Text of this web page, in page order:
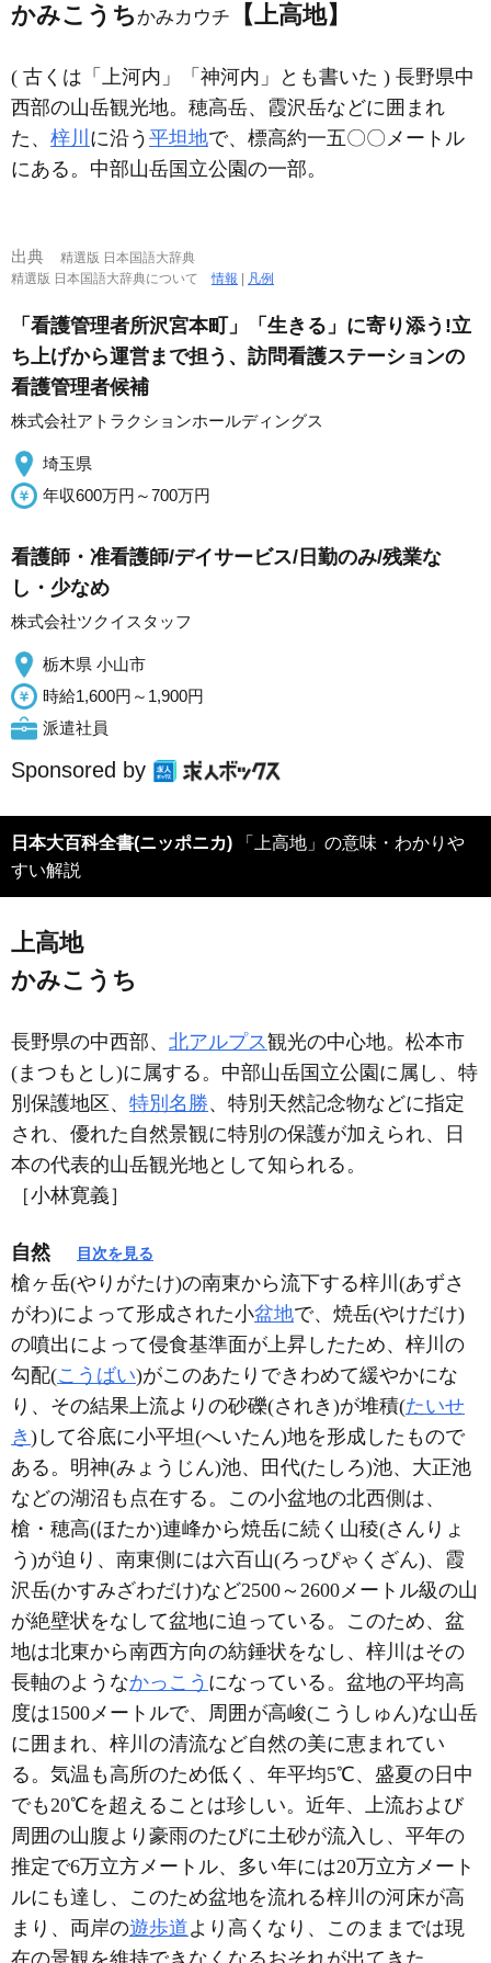
かみこうち かみカウチ 【上高地】
( 古くは「上河内」「神河内」とも書いた ) 長野県中
西部の山岳観光地。穂高岳、霞沢岳などに囲まれ
た、 梓川 に沿う 平坦地で、標高約一五〇〇メートル
にある。中部山岳国立公園の一部。
出典
精選版 日本国語大辞典
精選版 日本国語大辞典について情報 凡例
「看護管理者所沢宮本町」「生きる」に寄り添う!立
ち上げから運営まで担う、訪問看護ステーションの
看護管理者候補
株式会社アトラクションホールディングス
埼玉県
年収600万円～700万円
看護師・准看護師/デイサービス/日勤のみ/残業な
し・少なめ
株式会社ツクイスタッフ
栃木県 小山市
時給1,600円～1,900円
派遣社員
Sponsored by
日本大百科全書(ニッポニカ)
すい解説
上高地
かみこうち
長野県の中西部、 北アルプス観光の中心地。松本市
(まつもとし)に属する。中部山岳国立公園に属し、特
別保護地区、 特別名勝、特別天然記念物などに指定
され、優れた自然景観に特別の保護が加えられ、日
本の代表的山岳観光地として知られる。
［小林寛義］
自然 目次を見る
槍ヶ岳(やりがたけ)の南東から流下する梓川(あずさ
がわ)によって形成された小盆地で、焼岳(やけだけ)
の噴出によって侵食基準面が上昇したため、梓川の
勾配(こうばい)がこのあたりできわめて緩やかにな
り、その結果上流よりの砂礫(されき)が堆積(たいせ
き )して谷底に小平坦(へいたん)地を形成したもので
ある。明神(みょうじん)池、田代(たしろ)池、大正池
などの湖沼も点在する。この小盆地の北西側は、
槍・穂高(ほたか)連峰から焼岳に続く山稜(さんりょ
う)が迫り、南東側には六百山(ろっぴゃくざん)、霞
沢岳(かすみざわだけ)など2500～2600メートル級の山
が絶壁状をなして盆地に迫っている。このため、盆
地は北東から南西方向の紡錘状をなし、梓川はその
長軸のようなかっこう になっている。盆地の平均高
度は1500メートルで、周囲が高峻(こうしゅん)な山岳
に囲まれ、梓川の清流など自然の美に恵まれてい
る。気温も高所のため低く、年平均5℃、盛夏の日中
でも20℃を超えることは珍しい。近年、上流および
周囲の山腹より豪雨のたびに土砂が流入し、平年の
推定で6万立方メートル、多い年には20万立方メート
ルにも達し、このため盆地を流れる梓川の河床が高
まり、両岸の遊歩道より高くなり、このままでは現
在の景観を維持できなくなるおそれが出てきた。